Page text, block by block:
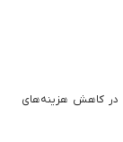
در کاهش هزینه‌های